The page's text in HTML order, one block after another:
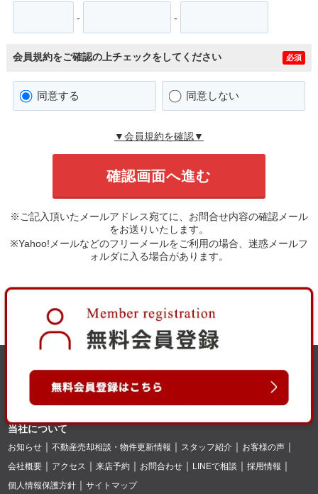
- -
会員規約をご確認の上チェックをしてください 必須
同意する 同意しない
▼会員規約を確認▼
※ご記入頂いたメールアドレス宛てに、お問合せ内容の確認メール
をお送りいたします。
※Yahoo!メールなどのフリーメールをご利用の場合、迷惑メールフ
ォルダに入る場合があります。
当社について
お知らせ 不動産売却相談・物件更新情報 スタッフ紹介
お客様の声
会社概要
アクセス 来店予約 お問合わせ LINEで相談
採用情報
個人情報保護方針
サイトマップ